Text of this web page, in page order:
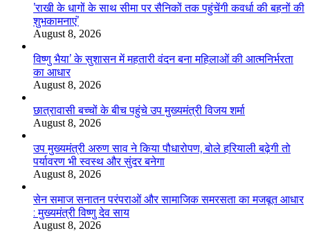
’राखी के धागों के साथ सीमा पर सैनिकों तक पहुंचेंगी कवर्धा की बहनों की
शुभकामनाएं’
August 8, 2026
विष्णु भैया’ के सुशासन में महतारी वंदन बना महिलाओं की आत्मनिर्भरता
का आधार
August 8, 2026
छात्रावासी बच्चों के बीच पहुंचे उप मुख्यमंत्री विजय शर्मा
August 8, 2026
उप मुख्यमंत्री अरुण साव ने किया पौधारोपण, बोले हरियाली बढ़ेगी तो
पर्यावरण भी स्वस्थ और सुंदर बनेगा
August 8, 2026
सेन समाज सनातन परंपराओं और सामाजिक समरसता का मजबूत आधार
: मुख्यमंत्री विष्णु देव साय
August 8, 2026